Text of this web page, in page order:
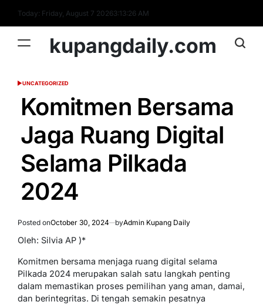
content
Today: Friday, August 7 20263:13:27 AM
kupangdaily.com
POSTED
UNCATEGORIZED
Komitmen Bersama
Jaga Ruang Digital
Selama Pilkada
2024
Posted onOctober 30, 2024 byAdmin Kupang Daily
Oleh: Silvia AP )*
Komitmen bersama menjaga ruang digital selama
Pilkada 2024 merupakan salah satu langkah penting
dalam memastikan proses pemilihan yang aman, damai,
dan berintegritas. Di tengah semakin pesatnya